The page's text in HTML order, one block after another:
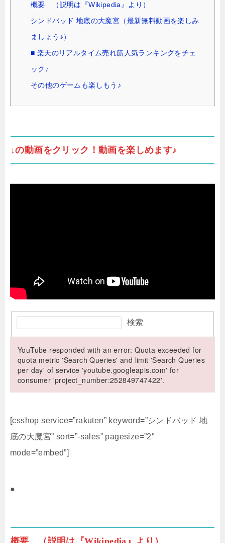
概要 （説明は『Wikipedia』より）
シンドバッド 地底の大魔宮（最新無料動画を楽しみ
ましょう♪）
■ 楽天のリアルタイム売れ筋人気ランキングをチェ
ック♪
その他のゲームも楽しもう♪
↓の動画をクリック！動画を楽しめます♪
検索
YouTube responded with an error: Quota exceeded for
quota metric 'Search Queries' and limit 'Search Queries
per day' of service 'youtube.googleapis.com' for
consumer 'project_number:252849747422'.
[csshop service=”rakuten” keyword=”シンドバッド 地
底の大魔宮” sort=”-sales” pagesize=”2″
mode=”embed”]
●